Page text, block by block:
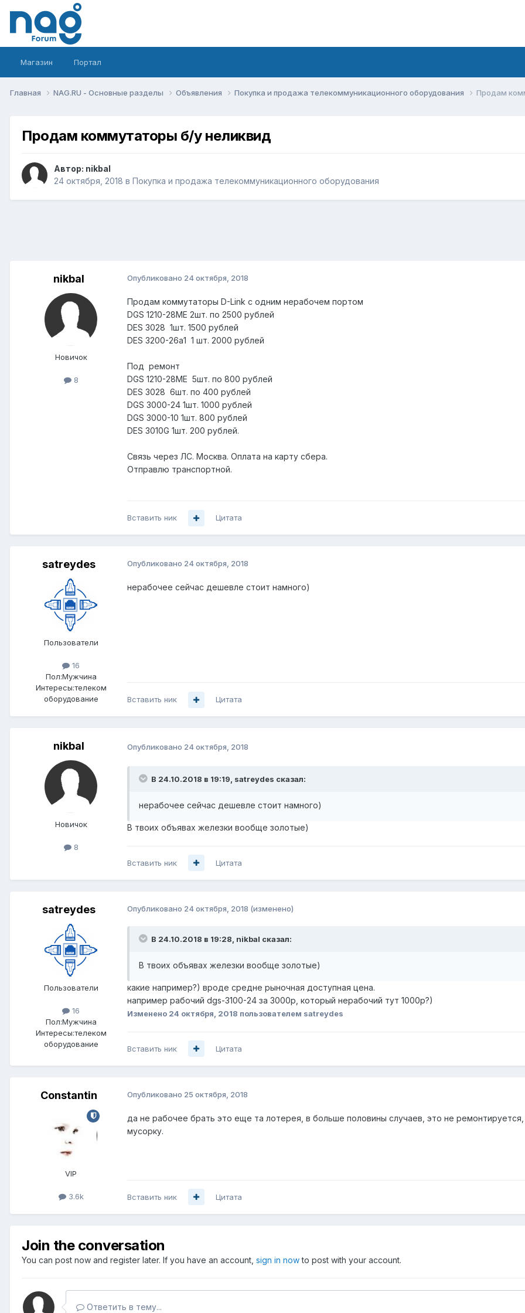
Магазин Портал
Главная NAG.RU - Основные разделы Объявления Покупка и продажа телекоммуникационного оборудования Продам
Продам коммутаторы б/у неликвид
Автор: nikbal
24 октября, 2018 в Покупка и продажа телекоммуникационного оборудования
nikbal
Новичок
8
Опубликовано 24 октября, 2018
Продам коммутаторы D-Link с одним нерабочем портом
DGS 1210-28ME 2шт. по 2500 рублей
DES 3028 1шт. 1500 рублей
DES 3200-26а1 1 шт. 2000 рублей
Под ремонт
DGS 1210-28ME 5шт. по 800 рублей
DES 3028 6шт. по 400 рублей
DGS 3000-24 1шт. 1000 рублей
DGS 3000-10 1шт. 800 рублей
DES 3010G 1шт. 200 рублей.
Связь через ЛС. Москва. Оплата на карту сбера.
Отправлю транспортной.
Вставить ник Цитата
satreydes
Пользователи
16
Пол:Мужчина
Интересы:телеком
оборудование
Опубликовано 24 октября, 2018
нерабочее сейчас дешевле стоит намного)
Вставить ник Цитата
nikbal
Новичок
8
Опубликовано 24 октября, 2018
В 24.10.2018 в 19:19, satreydes сказал:
нерабочее сейчас дешевле стоит намного)
В твоих объявах железки вообще золотые)
Вставить ник Цитата
satreydes
Пользователи
16
Пол:Мужчина
Интересы:телеком
оборудование
Опубликовано 24 октября, 2018 (изменено)
В 24.10.2018 в 19:28, nikbal сказал:
В твоих объявах железки вообще золотые)
какие например?) вроде средне рыночная доступная цена.
например рабочий dgs-3100-24 за 3000р, который нерабочий тут 1000р?)
Изменено 24 октября, 2018 пользователем satreydes
Вставить ник Цитата
Constantin
VIP
3.6k
Опубликовано 25 октября, 2018
да не рабочее брать это еще та лотерея, в больше половины случаев, это не
мусорку.
Вставить ник Цитата
Join the conversation
You can post now and register later. If you have an account, sign in nowto post with your account.
Ответить в тему...